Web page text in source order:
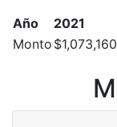
Año 2021
Monto